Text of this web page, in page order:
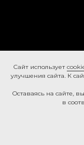
Caйт иcпoльзуeт
улучшения сайта. К
Ocтaвaяcь нa caйтe,
в